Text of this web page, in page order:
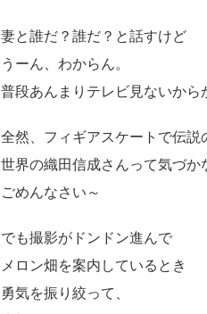
妻と誰だ？誰だ？と話すけど
うーん、わからん。
普段あんまりテレビ見ないから
全然、フィギアスケートで伝説
世界の織田信成さんって気づか
ごめんなさい～
でも撮影がドンドン進んで
メロン畑を案内しているとき
勇気を振り絞って、